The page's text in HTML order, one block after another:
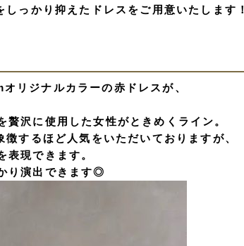
っかり抑えたドレスをご用意いたします！
リジナルカラーの赤ドレスが、
沢に使用した女性がときめくライン。
するほど人気をいただいておりますが、
表現できます。
り演出できます◎